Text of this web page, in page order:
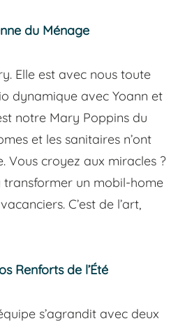
du Ménage
Elle est avec nous toute
dynamique avec Yoann et
notre Mary Poppins du
et les sanitaires n’ont
Vous croyez aux miracles ?
un mobil-home
C’est de l’art,
Renforts de l’Été
s’agrandit avec deux